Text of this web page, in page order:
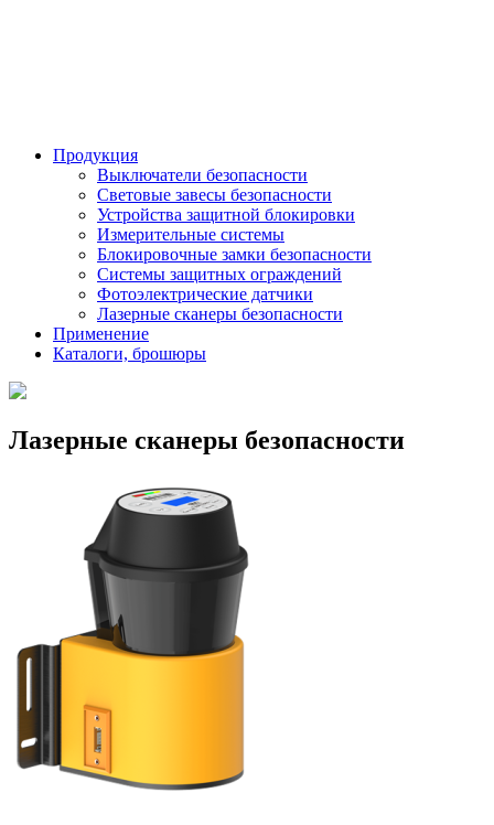
Продукция
Выключатели безопасности
Световые завесы безопасности
Устройства защитной блокировки
Измерительные системы
Блокировочные замки безопасности
Системы защитных ограждений
Фотоэлектрические датчики
Лазерные сканеры безопасности
Применение
Каталоги, брошюры
Лазерные сканеры безопасности